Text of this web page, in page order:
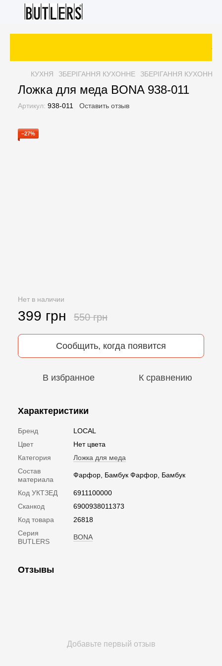
КУХНЯ ЗБЕРІГАННЯ КУХОННЕ ЗБЕРІГАННЯ КУХОННЕ
Ложка для меда BONA 938-011
Артикул: 938-011 Оставить отзыв
−27%
Нет в наличии
399 грн 550 грн
Сообщить, когда появится
В избранное К сравнению
Характеристики
Бренд
LOCAL
Цвет
Нет цвета
Категория
Ложка для меда
Состав
материала
Фарфор, Бамбук Фарфор, Бамбук
Код УКТЗЕД
6911100000
Сканкод
6900938011373
Код товара
26818
Серия
BUTLERS
BONA
Отзывы
Добавьте первый отзыв